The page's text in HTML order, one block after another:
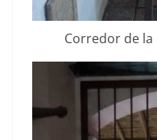
Corre­dor de la